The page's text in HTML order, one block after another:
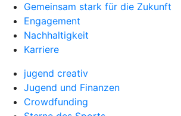
Gemeinsam stark für die Zukunft
Engagement
Nachhaltigkeit
Karriere
jugend creativ
Jugend und Finanzen
Crowdfunding